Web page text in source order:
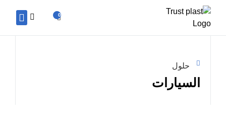
0
حلول
السيارات